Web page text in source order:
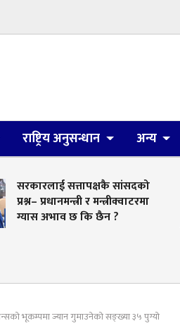
राष्ट्रिय अनुसन्धान अन्य
सत्तापक्षकै सांसदको
र मन्त्रीक्वाटरमा
छ कि छैन ?
भूकम्पमा ज्यान गुमाउनेको सङ्ख्या ३५ पुग्यो